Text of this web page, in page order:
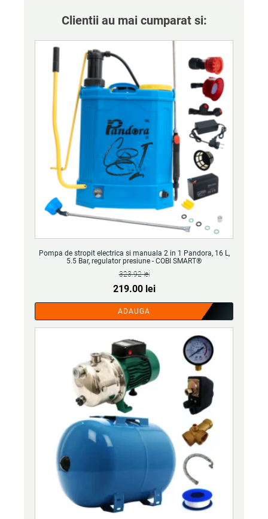
Clientii au mai cumparat si:
Pompa de stropit electrica si manuala 2 in 1 Pandora, 16 L,
5.5 Bar, regulator presiune - COBI SMART®
323.92lei
Prețul
inițial
a
fost:
323.92 lei.
219.00 leiPrețul
curent
este:
219.00 lei.
ADAUGA